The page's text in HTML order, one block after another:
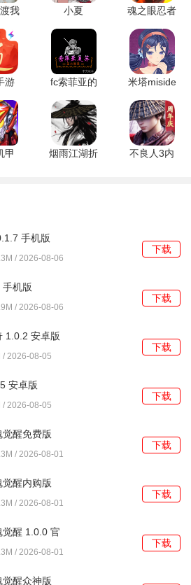
味，打造个性化形象，成为全场瞩
故事线，环环相扣的剧情完美烘托
本角色的互动中，玩家将逐步揭开
感张力的故事发展，感受沉浸式的
信培养，无论是男性还是女性玩
过程中找到乐趣和成就感。即使不
角色扮演和剧情解谜的精彩旅程
魅力。
戏通过章节式的剧情推进，玩家可
分支，每个选择都会对后续剧情发
重结局。
，玩家可以提升自己的才艺、商业
加舞会、慈善晚宴等社交活动增加
和性格，玩家可以通过完成任务、
度，解锁专属的恋爱剧情。
位表
我
小夏
milktime
1.00 安卓
版
魂之眼忍者
激战
1.2.001 安
卓版
游
fc索菲亚的
复苏 v4.6.4
单机版
米塔miside
恋爱模拟器
8.0.2 安卓
版
甲
烟雨江湖折
不良人3内
手机版
/ 2026-08-06
下载
手机版
/ 2026-08-06
下载
1.0.2 安卓版
/ 2026-08-05
下载
安卓版
/ 2026-08-05
下载
醒免费版
/ 2026-08-01
下载
醒内购版
/ 2026-08-01
下载
醒 1.0.0 官
/ 2026-08-01
下载
醒众神版